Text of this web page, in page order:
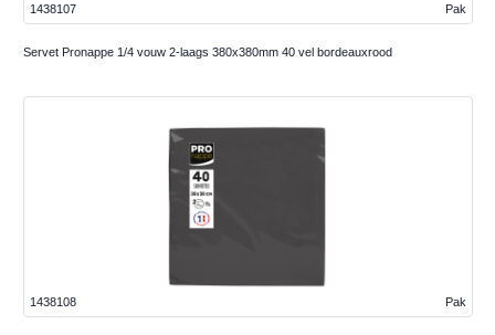
Pak
1438107
Servet Pronappe 1/4 vouw 2-laags 380x380mm 40 vel bordeauxrood
Pak
1438108